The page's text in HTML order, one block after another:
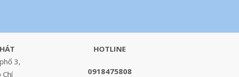
3,
HOTLINE
0918475808